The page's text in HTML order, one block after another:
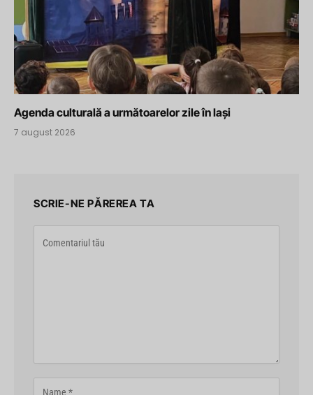
Agenda culturală a următoarelor zile în Iași
7 august 2026
SCRIE-NE PĂREREA TA